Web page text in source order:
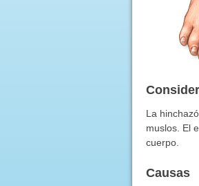
La
muslos. El
cuerpo.
Causas